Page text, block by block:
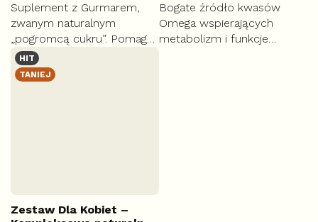
Suplement z Gurmarem,
zwanym naturalnym
„pogromcą cukru”. Pomaga
utrzymać prawidłowy
poziom glukozy i skutecznie
hamuje ochotę na słodycze.
Bogate źródło kwasów
Omega wspierających
metabolizm i funkcje
HIT
TANIEJ
Zestaw Dla Kobiet –